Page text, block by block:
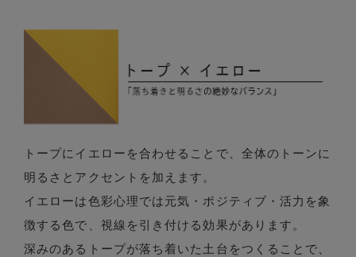
トープにイエローを合わせることで、全体のトーンに
明るさとアクセントを加えます。
イエローは色彩心理では元気・ポジティブ・活力を象
徴する色で、視線を引き付ける効果があります。
深みのあるトープが落ち着いた土台をつくることで、